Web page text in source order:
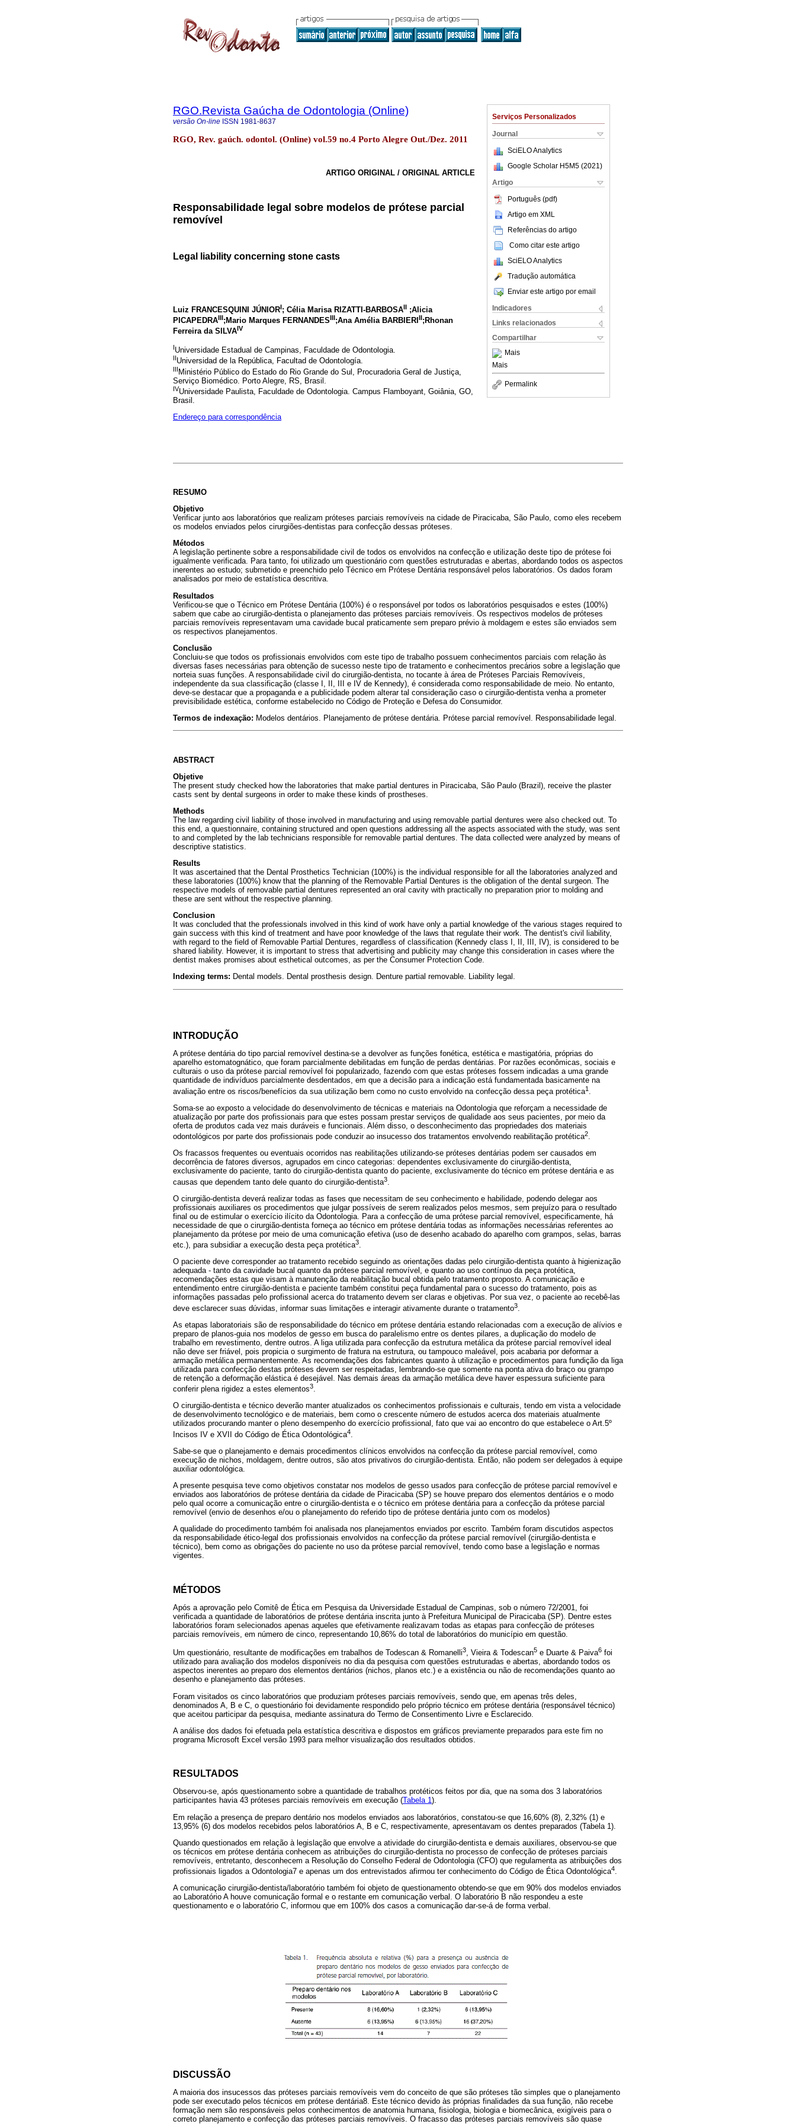
Serviços Personalizados
Journal
SciELO Analytics
Google Scholar H5M5 (2021 )
Artigo
Português (pdf)
Artigo em XML
Referências do artigo
Como citar este artigo
SciELO Analytics
Tradução automática
Enviar este artigo por email
Indicadores
Links relacionados
Compartilhar
Mais
Mais
Permalink
RGO.Revista Gaúcha de Odontologia (Online)
versão On-line ISSN 1981-8637
RGO, Rev. gaúch. odontol. (Online) vol.59 no.4 Porto Alegre Out./Dez. 2011
ARTIGO ORIGINAL / ORIGINAL ARTICLE
Responsabilidade legal sobre modelos de prótese parcial
removível
Legal liability concerning stone casts
Luiz FRANCESQUINI JÚNIORI; Célia Marisa RIZATTI-BARBOSAII ;Alicia
PICAPEDRAIII;Mario Marques FERNANDESIII;Ana Amélia BARBIERI II;Rhonan
Ferreira da SILVAIV
IUniversidade Estadual de Campinas, Faculdade de Odontologia.
IIUniversidad de la República, Facultad de Odontología.
IIIMinistério Público do Estado do Rio Grande do Sul, Procuradoria Geral de Justiça,
Serviço Biomédico. Porto Alegre, RS, Brasil.
IVUniversidade Paulista, Faculdade de Odontologia. Campus Flamboyant, Goiânia, GO,
Brasil.
Endereço para correspondência
RESUMO
Objetivo
Verificar junto aos laboratórios que realizam próteses parciais removíveis na cidade de Piracicaba, São Paulo, como eles recebem
os modelos enviados pelos cirurgiões-dentistas para confecção dessas próteses.
Métodos
A legislação pertinente sobre a responsabilidade civil de todos os envolvidos na confecção e utilização deste tipo de prótese foi
igualmente verificada. Para tanto, foi utilizado um questionário com questões estruturadas e abertas, abordando todos os aspectos
inerentes ao estudo; submetido e preenchido pelo Técnico em Prótese Dentária responsável pelos laboratórios. Os dados foram
analisados por meio de estatística descritiva.
Resultados
Verificou-se que o Técnico em Prótese Dentária (100%) é o responsável por todos os laboratórios pesquisados e estes (100%)
sabem que cabe ao cirurgião-dentista o planejamento das próteses parciais removíveis. Os respectivos modelos de próteses
parciais removíveis representavam uma cavidade bucal praticamente sem preparo prévio à moldagem e estes são enviados sem
os respectivos planejamentos.
Conclusão
Concluiu-se que todos os profissionais envolvidos com este tipo de trabalho possuem conhecimentos parciais com relação às
diversas fases necessárias para obtenção de sucesso neste tipo de tratamento e conhecimentos precários sobre a legislação que
norteia suas funções. A responsabilidade civil do cirurgião-dentista, no tocante à área de Próteses Parciais Removíveis,
independente da sua classificação (classe I, II, III e IV de Kennedy), é considerada como responsabilidade de meio. No entanto,
deve-se destacar que a propaganda e a publicidade podem alterar tal consideração caso o cirurgião-dentista venha a prometer
previsibilidade estética, conforme estabelecido no Código de Proteção e Defesa do Consumidor.
Termos de indexação: Modelos dentários. Planejamento de prótese dentária. Prótese parcial removível. Responsabilidade legal.
ABSTRACT
Objetive
The present study checked how the laboratories that make partial dentures in Piracicaba, São Paulo (Brazil), receive the plaster
casts sent by dental surgeons in order to make these kinds of prostheses.
Methods
The law regarding civil liability of those involved in manufacturing and using removable partial dentures were also checked out. To
this end, a questionnaire, containing structured and open questions addressing all the aspects associated with the study, was sent
to and completed by the lab technicians responsible for removable partial dentures. The data collected were analyzed by means of
descriptive statistics.
Results
It was ascertained that the Dental Prosthetics Technician (100%) is the individual responsible for all the laboratories analyzed and
these laboratories (100%) know that the planning of the Removable Partial Dentures is the obligation of the dental surgeon. The
respective models of removable partial dentures represented an oral cavity with practically no preparation prior to molding and
these are sent without the respective planning.
Conclusion
It was concluded that the professionals involved in this kind of work have only a partial knowledge of the various stages required to
gain success with this kind of treatment and have poor knowledge of the laws that regulate their work. The dentist's civil liability,
with regard to the field of Removable Partial Dentures, regardless of classification (Kennedy class I, II, III, IV), is considered to be
shared liability. However, it is important to stress that advertising and publicity may change this consideration in cases where the
dentist makes promises about esthetical outcomes, as per the Consumer Protection Code.
Indexing terms: Dental models. Dental prosthesis design. Denture partial removable. Liability legal.
INTRODUÇÃO
A prótese dentária do tipo parcial removível destina-se a devolver as funções fonética, estética e mastigatória, próprias do
aparelho estomatognático, que foram parcialmente debilitadas em função de perdas dentárias. Por razões econômicas, sociais e
culturais o uso da prótese parcial removível foi popularizado, fazendo com que estas próteses fossem indicadas a uma grande
quantidade de indivíduos parcialmente desdentados, em que a decisão para a indicação está fundamentada basicamente na
avaliação entre os riscos/benefícios da sua utilização bem como no custo envolvido na confecção dessa peça protética1
Soma-se ao exposto a velocidade do desenvolvimento de técnicas e materiais na Odontologia que reforçam a necessidade de
atualização por parte dos profissionais para que estes possam prestar serviços de qualidade aos seus pacientes, por meio da
oferta de produtos cada vez mais duráveis e funcionais. Além disso, o desconhecimento das propriedades dos materiais
odontológicos por parte dos profissionais pode conduzir ao insucesso dos tratamentos envolvendo reabilitação protética2.
Os fracassos frequentes ou eventuais ocorridos nas reabilitações utilizando-se próteses dentárias podem ser causados em
decorrência de fatores diversos, agrupados em cinco categorias: dependentes exclusivamente do cirurgião-dentista,
exclusivamente do paciente, tanto do cirurgião-dentista quanto do paciente, exclusivamente do técnico em prótese dentária e as
causas que dependem tanto dele quanto do cirurgião-dentista3
O cirurgião-dentista deverá realizar todas as fases que necessitam de seu conhecimento e habilidade, podendo delegar aos
profissionais auxiliares os procedimentos que julgar possíveis de serem realizados pelos mesmos, sem prejuízo para o resultado
final ou de estimular o exercício ilícito da Odontologia. Para a confecção de uma prótese parcial removível, especificamente, há
necessidade de que o cirurgião-dentista forneça ao técnico em prótese dentária todas as informações necessárias referentes ao
planejamento da prótese por meio de uma comunicação efetiva (uso de desenho acabado do aparelho com grampos, selas, barras
etc.), para subsidiar a execução desta peça protética3.
O paciente deve corresponder ao tratamento recebido seguindo as orientações dadas pelo cirurgião-dentista quanto à higienização
adequada - tanto da cavidade bucal quanto da prótese parcial removível, e quanto ao uso contínuo da peça protética,
recomendações estas que visam à manutenção da reabilitação bucal obtida pelo tratamento proposto. A comunicação e
entendimento entre cirurgião-dentista e paciente também constitui peça fundamental para o sucesso do tratamento, pois as
informações passadas pelo profissional acerca do tratamento devem ser claras e objetivas. Por sua vez, o paciente ao recebê-las
deve esclarecer suas dúvidas, informar suas limitações e interagir ativamente durante o tratamento3
As etapas laboratoriais são de responsabilidade do técnico em prótese dentária estando relacionadas com a execução de alívios e
preparo de planos-guia nos modelos de gesso em busca do paralelismo entre os dentes pilares, a duplicação do modelo de
trabalho em revestimento, dentre outros. A liga utilizada para confecção da estrutura metálica da prótese parcial removível ideal
não deve ser friável, pois propicia o surgimento de fratura na estrutura, ou tampouco maleável, pois acabaria por deformar a
armação metálica permanentemente. As recomendações dos fabricantes quanto à utilização e procedimentos para fundição da liga
utilizada para confecção destas próteses devem ser respeitadas, lembrando-se que somente na ponta ativa do braço ou grampo
de retenção a deformação elástica é desejável. Nas demais áreas da armação metálica deve haver espessura suficiente para
conferir plena rigidez a estes elementos3.
O cirurgião-dentista e técnico deverão manter atualizados os conhecimentos profissionais e culturais, tendo em vista a velocidade
de desenvolvimento tecnológico e de materiais, bem como o crescente número de estudos acerca dos materiais atualmente
utilizados procurando manter o pleno desempenho do exercício profissional, fato que vai ao encontro do que estabelece o Art.5º
Incisos IV e XVII do Código de Ética Odontológica4
Sabe-se que o planejamento e demais procedimentos clínicos envolvidos na confecção da prótese parcial removível, como
execução de nichos, moldagem, dentre outros, são atos privativos do cirurgião-dentista. Então, não podem ser delegados à equipe
auxiliar odontológica.
A presente pesquisa teve como objetivos constatar nos modelos de gesso usados para confecção de prótese parcial removível e
enviados aos laboratórios de prótese dentária da cidade de Piracicaba (SP) se houve preparo dos elementos dentários e o modo
pelo qual ocorre a comunicação entre o cirurgião-dentista e o técnico em prótese dentária para a confecção da prótese parcial
removível (envio de desenhos e/ou o planejamento do referido tipo de prótese dentária junto com os modelos)
A qualidade do procedimento também foi analisada nos planejamentos enviados por escrito. Também foram discutidos aspectos
da responsabilidade ético-legal dos profissionais envolvidos na confecção da prótese parcial removível (cirurgião-dentista e
técnico), bem como as obrigações do paciente no uso da prótese parcial removível, tendo como base a legislação e normas
vigentes.
MÉTODOS
Após a aprovação pelo Comitê de Ética em Pesquisa da Universidade Estadual de Campinas, sob o número 72/2001, foi
verificada a quantidade de laboratórios de prótese dentária inscrita junto à Prefeitura Municipal de Piracicaba (SP). Dentre estes
laboratórios foram selecionados apenas aqueles que efetivamente realizavam todas as etapas para confecção de próteses
parciais removíveis, em número de cinco, representando 10,86% do total de laboratórios do município em questão.
Um questionário, resultante de modificações em trabalhos de Todescan & Romanelli3, Vieira & Todescan5 e Duarte & Paiva6 foi
utilizado para avaliação dos modelos disponíveis no dia da pesquisa com questões estruturadas e abertas, abordando todos os
aspectos inerentes ao preparo dos elementos dentários (nichos, planos etc.) e a existência ou não de recomendações quanto ao
desenho e planejamento das próteses.
Foram visitados os cinco laboratórios que produziam próteses parciais removíveis, sendo que, em apenas três deles,
denominados A, B e C, o questionário foi devidamente respondido pelo próprio técnico em prótese dentária (responsável técnico)
que aceitou participar da pesquisa, mediante assinatura do Termo de Consentimento Livre e Esclarecido.
A análise dos dados foi efetuada pela estatística descritiva e dispostos em gráficos previamente preparados para este fim no
programa Microsoft Excel versão 1993 para melhor visualização dos resultados obtidos.
RESULTADOS
Observou-se, após questionamento sobre a quantidade de trabalhos protéticos feitos por dia, que na soma dos 3 laboratórios
participantes havia 43 próteses parciais removíveis em execução (Tabela 1).
Em relação a presença de preparo dentário nos modelos enviados aos laboratórios, constatou-se que 16,60% (8), 2,32% (1) e
13,95% (6) dos modelos recebidos pelos laboratórios A, B e C, respectivamente, apresentavam os dentes preparados (Tabela 1).
Quando questionados em relação à legislação que envolve a atividade do cirurgião-dentista e demais auxiliares, observou-se que
os técnicos em prótese dentária conhecem as atribuições do cirurgião-dentista no processo de confecção de próteses parciais
removíveis, entretanto, desconhecem a Resolução do Conselho Federal de Odontologia (CFO) que regulamenta as atribuições dos
profissionais ligados a Odontologia7 e apenas um dos entrevistados afirmou ter conhecimento do Código de Ética Odontológica4.
A comunicação cirurgião-dentista/laboratório também foi objeto de questionamento obtendo-se que em 90% dos modelos enviados
ao Laboratório A houve comunicação formal e o restante em comunicação verbal. O laboratório B não respondeu a este
questionamento e o laboratório C, informou que em 100% dos casos a comunicação dar-se-á de forma verbal.
DISCUSSÃO
A maioria dos insucessos das próteses parciais removíveis vem do conceito de que são próteses tão simples que o planejamento
pode ser executado pelos técnicos em prótese dentária8. Este técnico devido às próprias finalidades da sua função, não recebe
formação nem são responsáveis pelos conhecimentos de anatomia humana, fisiologia, biologia e biomecânica, exigíveis para o
correto planejamento e confecção das próteses parciais removíveis. O fracasso das próteses parciais removíveis são quase